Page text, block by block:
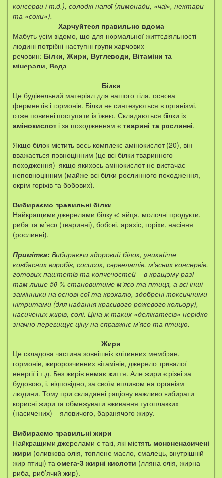
консерви і т.д.), солодкі напої (лимонади, «чаї», нектари
та «соки»).
Харчуйтеся правильно вдома
Мабуть усім відомо, що для нормальної життєдіяльності
людині потрібні наступні групи харчових
речовин: Білки, Жири, Вуглеводи, Вітаміни та
мінерали, Вода.
Білки
Це будівельний матеріал для нашого тіла, основа
ферментів і гормонів. Білки не синтезуються в організмі,
отже повинні поступати із їжею. Складаються білки із
амінокислот і за походженням є тварині та рослинні.
Якщо білок містить весь комплекс амінокислот (20), він
вважається повноцінним (це всі білки тваринного
походження), якщо якихось амінокислот не вистачає –
неповноцінним (майже всі білки рослинного походження,
окрім горіхів та бобових).
Вибираємо правильні білки
Найкращими джерелами білку є: яйця, молочні продукти,
риба та м’ясо (тваринні), бобові, арахіс, горіхи, насіння
(рослинні).
Примітка: Вибираючи здоровий білок, уникайте
ковбасних виробів, сосисок, сервелатів, м’ясних консервів,
готових паштетів та копченостей – в кращому разі
там лише 50 % становитиме м’ясо та птиця, а всі інші –
замінники на основі сої та крохалю, здобрені токсичними
нітритами (для надання красивого рожевого кольору),
насичених жирів, солі. Ціна ж таких «делікатесів» нерідко
значно перевищує ціну на справжнє м’ясо та птицю.
Жири
Це складова частина зовнішніх клітинних мембран,
гормонів, жиророзчинних вітамінів, джерело тривалої
енергії і т.д. Без жирів немає життя. Але жири є різні за
будовою, і, відповідно, за своїм впливом на організм
людини. Тому при складанні раціону важливо вибирати
корисні жири та обмежувати вживання тугоплавких
(насичених) – яловичого, баранячого жиру.
Вибираємо правильні жири
Найкращими джерелами є такі, які містять мононенасичені
жири (оливкова олія, топлене масло, смалець, внутрішній
жир птиці) та омега-3 жирні кислоти (лляна олія, жирна
риба, риб’ячий жир).